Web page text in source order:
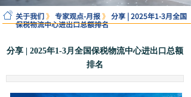
关于我们》 专家观点-月报》 分享 | 2025年1-3月全国
保税物流中心进出口总额排名
分享 | 2025年1-3月全国保税物流中心进出口总额
排名